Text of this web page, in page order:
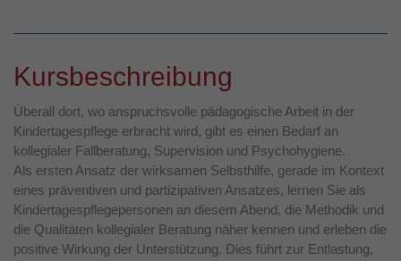
Kursbeschreibung
Überall dort, wo anspruchsvolle pädagogische Arbeit in der
Kindertagespflege erbracht wird, gibt es einen Bedarf an
kollegialer Fallberatung, Supervision und Psychohygiene.
Als ersten Ansatz der wirksamen Selbsthilfe, gerade im Kontext
eines präventiven und partizipativen Ansatzes, lernen Sie als
Kindertagespflegepersonen an diesem Abend, die Methodik und
die Qualitäten kollegialer Beratung näher kennen und erleben die
positive Wirkung der Unterstützung. Dies führt zur Entlastung,